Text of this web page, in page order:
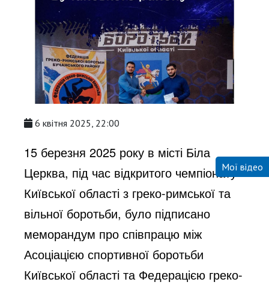
6 квітня 2025, 22:00
15 березня 2025 року в місті Біла
Церква, під час відкритого чемпіонату
Київської області з греко-римської та
вільної боротьби, було підписано
меморандум про співпрацю між
Асоціацією спортивної боротьби
Київської області та Федерацією греко-
Мої відео